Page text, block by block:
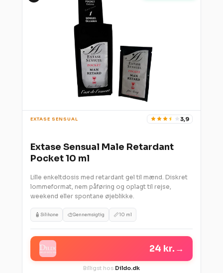
EXTASE SENSUAL 3,9
Extase Sensual Male Retardant
Pocket 10 ml
Lille enkeltdosis med retardant gel til mænd. Diskret
lommeformat, nem påføring og oplagt til rejse,
weekend eller spontane øjeblikke.
🧴 Silikone 🎨Gennemsigtig 📏10 ml
24 kr. →
Billigst hos Dildo.dk